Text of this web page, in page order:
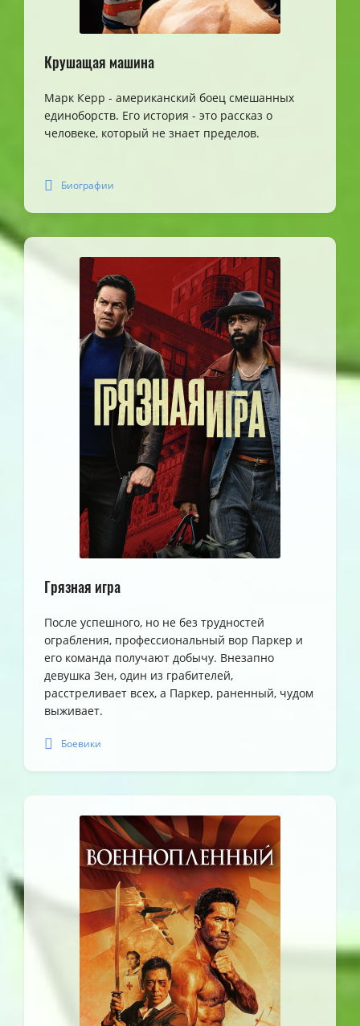
Крушащая машина
Марк Керр - американский боец смешанных
единоборств. Его история - это рассказ о
человеке, который не знает пределов.
Биографии
Грязная игра
После успешного, но не без трудностей
ограбления, профессиональный вор Паркер и
его команда получают добычу. Внезапно
девушка Зен, один из грабителей,
расстреливает всех, а Паркер, раненный, чудом
выживает.
Боевики